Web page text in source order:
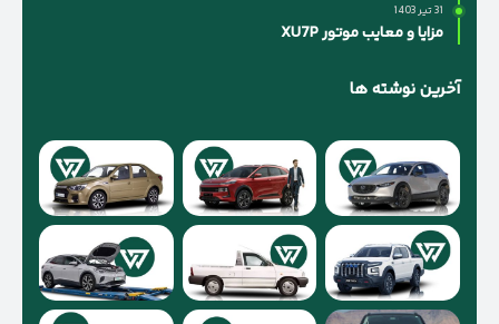
31 تیر 1403
مزایا و معایب موتور XU7P
آخرین نوشته ها